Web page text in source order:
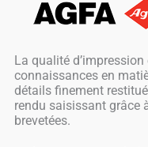
La qualité
connaissances en
détails finement
rendu saisissant grâce
brevetées.